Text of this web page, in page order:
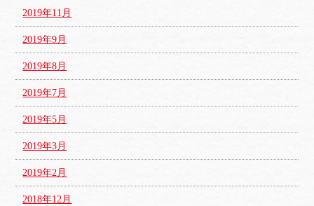
2019年11月
2019年9月
2019年8月
2019年7月
2019年5月
2019年3月
2019年2月
2018年12月